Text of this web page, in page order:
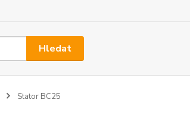
Hledat
Stator BC25